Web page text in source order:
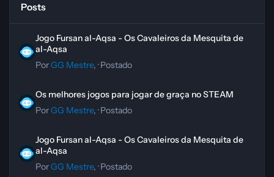
Posts
Jogo Fursan al-Aqsa - Os Cavaleiros da Mesquita de
al-Aqsa
PorGG Mestre, ·Postado
Os melhores jogos para jogar de graça no STEAM
PorGG Mestre, ·Postado
Jogo Fursan al-Aqsa - Os Cavaleiros da Mesquita de
al-Aqsa
PorGG Mestre, ·Postado